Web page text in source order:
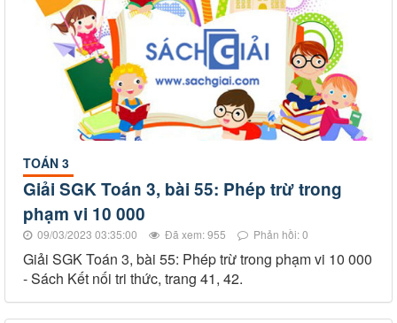
TOÁN 3
Giải SGK Toán 3, bài 55: Phép trừ trong
phạm vi 10 000
09/03/2023 03:35:00 Đã xem: 955 Phản hồi: 0
Giải SGK Toán 3, bài 55: Phép trừ trong phạm vi 10 000
- Sách Kết nối tri thức, trang 41, 42.